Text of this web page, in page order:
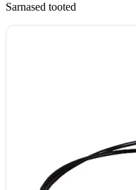
Sarnased tooted